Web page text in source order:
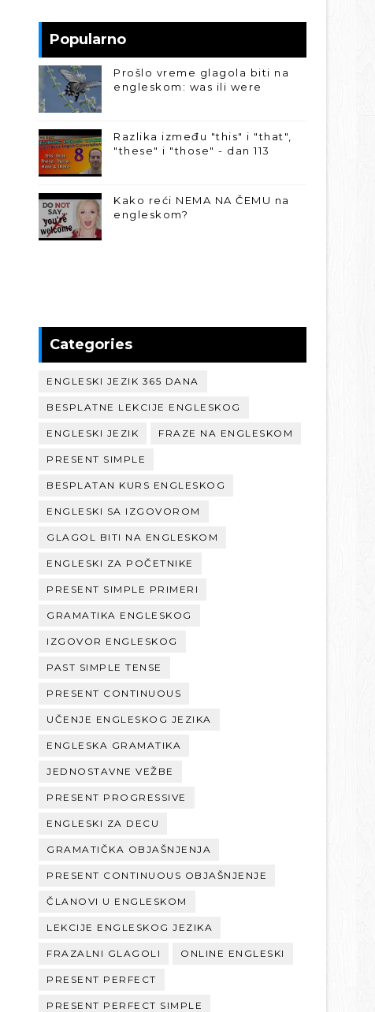
Popularno
Prošlo vreme glagola biti na
engleskom: was ili were
Razlika između "this" i "that",
"these" i "those" - dan 113
Kako reći NEMA NA ČEMU na
engleskom?
Categories
ENGLESKI JEZIK 365 DANA
BESPLATNE LEKCIJE ENGLESKOG
ENGLESKI JEZIK FRAZE NA ENGLESKOM
PRESENT SIMPLE
BESPLATAN KURS ENGLESKOG
ENGLESKI SA IZGOVOROM
GLAGOL BITI NA ENGLESKOM
ENGLESKI ZA POČETNIKE
PRESENT SIMPLE PRIMERI
GRAMATIKA ENGLESKOG
IZGOVOR ENGLESKOG
PAST SIMPLE TENSE
PRESENT CONTINUOUS
UČENJE ENGLESKOG JEZIKA
ENGLESKA GRAMATIKA
JEDNOSTAVNE VEŽBE
PRESENT PROGRESSIVE
ENGLESKI ZA DECU
GRAMATIČKA OBJAŠNJENJA
PRESENT CONTINUOUS OBJAŠNJENJE
ČLANOVI U ENGLESKOM
LEKCIJE ENGLESKOG JEZIKA
FRAZALNI GLAGOLI ONLINE ENGLESKI
PRESENT PERFECT
PRESENT PERFECT SIMPLE